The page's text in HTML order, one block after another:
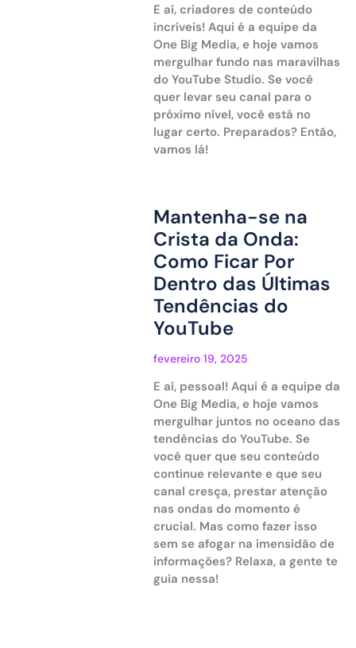
E aí, criadores de conteúdo
incríveis! Aqui é a equipe da
One Big Media, e hoje vamos
mergulhar fundo nas maravilhas
do YouTube Studio. Se você
quer levar seu canal para o
próximo nível, você está no
lugar certo. Preparados? Então,
vamos lá!
Mantenha-se na
Crista da Onda:
Como Ficar Por
Dentro das Últimas
Tendências do
YouTube
fevereiro 19, 2025
E aí, pessoal! Aqui é a equipe da
One Big Media, e hoje vamos
mergulhar juntos no oceano das
tendências do YouTube. Se
você quer que seu conteúdo
continue relevante e que seu
canal cresça, prestar atenção
nas ondas do momento é
crucial. Mas como fazer isso
sem se afogar na imensidão de
informações? Relaxa, a gente te
guia nessa!